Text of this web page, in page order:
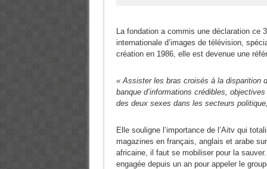
La fondation a commis une déclaration ce
internationale d’images de télévision,
création en 1986, elle est devenue une
« Assister les bras croisés à la disparition
banque d’informations crédibles,
des deux sexes dans les secteurs
Elle souligne l’importance de l’Aitv qui
magazines en français, anglais et arabe
africaine, il faut se mobiliser pour la
engagée depuis un an pour appeler le